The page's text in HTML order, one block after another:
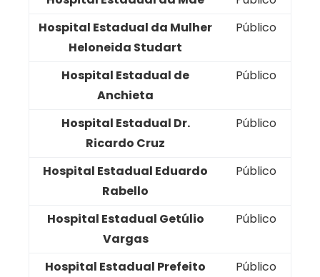
Hospital Estadual da Mulher
Heloneida Studart
Público
Hospital Estadual de
Anchieta
Público
Hospital Estadual Dr.
Ricardo Cruz
Público
Hospital Estadual Eduardo
Rabello
Público
Hospital Estadual Getúlio
Vargas
Público
Hospital Estadual Prefeito
Público